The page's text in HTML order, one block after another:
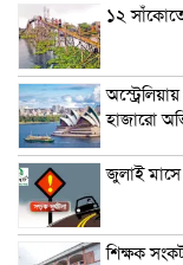
১২
হাজারো
জুলাই মাসে
শিক্ষক